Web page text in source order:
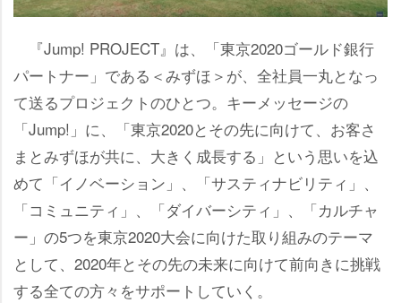
『Jump! PROJECT』は、「東京2020ゴールド銀行
パートナー」である＜みずほ＞が、全社員一丸となっ
て送るプロジェクトのひとつ。キーメッセージの
「Jump!」に、「東京2020とその先に向けて、お客さ
まとみずほが共に、大きく成長する」という思いを込
めて「イノベーション」、「サスティナビリティ」、
「コミュニティ」、「ダイバーシティ」、「カルチャ
ー」の5つを東京2020大会に向けた取り組みのテーマ
として、2020年とその先の未来に向けて前向きに挑戦
する全ての方々をサポートしていく。